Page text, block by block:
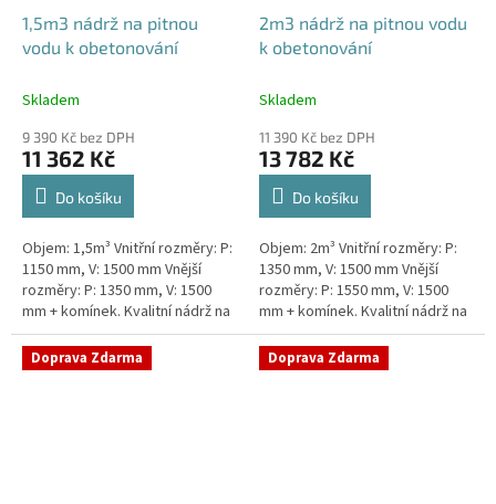
1,5m3 nádrž na pitnou
vodu k obetonování
Skladem
9 390 Kč bez DPH
11 362 Kč
Do košíku
Objem: 1,5m³ Vnitřní rozměry: P:
1150 mm, V: 1500 mm Vnější
rozměry: P: 1350 mm, V: 1500
mm + komínek. Kvalitní nádrž na
pitnou vodu pod parkovací
stání. Průměr a umístění všech...
2m3 nádrž na pitnou vodu
k obetonování
Skladem
11 390 Kč bez DPH
13 782 Kč
Do košíku
Objem: 2m³ Vnitřní rozměry: P:
1350 mm, V: 1500 mm Vnější
rozměry: P: 1550 mm, V: 1500
mm + komínek. Kvalitní nádrž na
pitnou vodu pod parkovací
stání. Průměr a umístění všech...
Doprava Zdarma Doprava Zdarma